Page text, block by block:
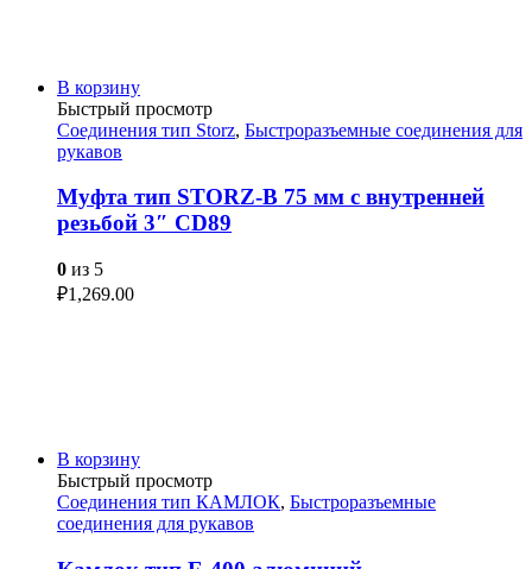
В корзину
Быстрый просмотр
Соединения тип Storz, Быстроразъемные соединения для
рукавов
Муфта тип STORZ-B 75 мм с внутренней
резьбой 3″ CD89
0 из 5
₽1,269.00
В корзину
Быстрый просмотр
Соединения тип КАМЛОК, Быстроразъемные
соединения для рукавов